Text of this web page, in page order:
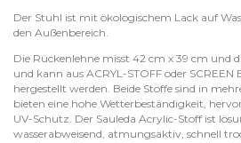
Der Stuhl ist mit ökologischem Lack auf
den Außenbereich.
Die Rückenlehne misst 42 cm x 39 cm und
und kann aus ACRYL-STOFF oder SCREEN
hergestellt werden. Beide Stoffe sind in
bieten eine hohe Wetterbeständigkeit,
UV-Schutz. Der Sauleda Acrylic-Stoff ist
wasserabweisend, atmungsaktiv, schnell